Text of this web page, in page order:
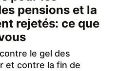
pensions et la
rejetés: ce que
le gel des
et contre la fin de